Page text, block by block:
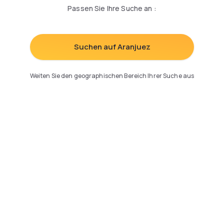
Passen Sie Ihre Suche an :
Suchen auf Aranjuez
Weiten Sie den geographischen Bereich Ihrer Suche aus